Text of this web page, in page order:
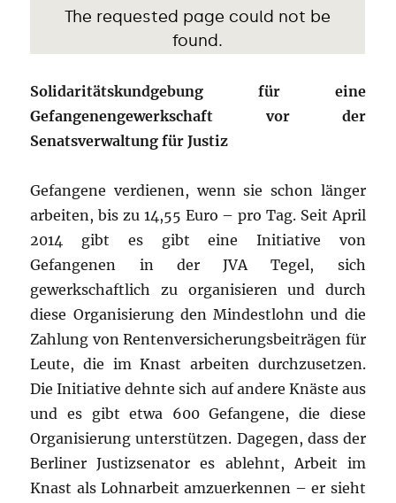
Solidaritätskundgebung für eine
Gefangenengewerkschaft vor der
Senatsverwaltung für Justiz
Gefangene verdienen, wenn sie schon länger
arbeiten, bis zu 14,55 Euro – pro Tag. Seit April
2014 gibt es gibt eine Initiative von
Gefangenen in der JVA Tegel, sich
gewerkschaftlich zu organisieren und durch
diese Organisierung den Mindestlohn und die
Zahlung von Rentenversicherungsbeiträgen für
Leute, die im Knast arbeiten durchzusetzen.
Die Initiative dehnte sich auf andere Knäste aus
und es gibt etwa 600 Gefangene, die diese
Organisierung unterstützen. Dagegen, dass der
Berliner Justizsenator es ablehnt, Arbeit im
Knast als Lohnarbeit amzuerkennen – er sieht